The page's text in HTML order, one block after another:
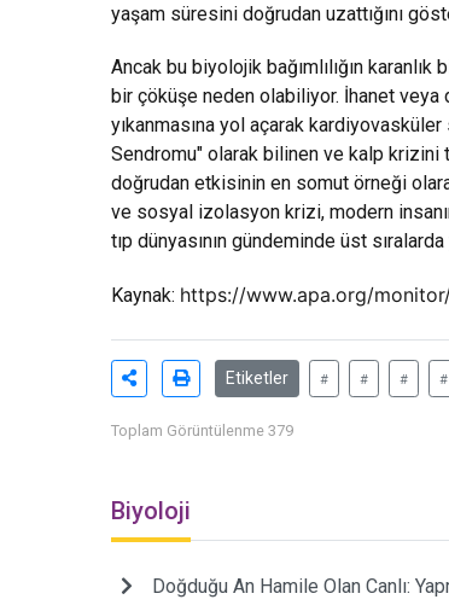
yaşam süresini doğrudan uzattığını
Ancak bu biyolojik bağımlılığın
bir çöküşe neden olabiliyor. İhanet
yıkanmasına yol açarak
Sendromu" olarak bilinen ve kalp
doğrudan etkisinin en somut örneği
ve sosyal izolasyon krizi, modern
tıp dünyasının gündeminde üst sıralarda
Kaynak: https://www.apa.org/
Etiketler # # # #
Toplam Görüntülenme 379
Biyoloji
Doğduğu An Hamile Olan Canlı: